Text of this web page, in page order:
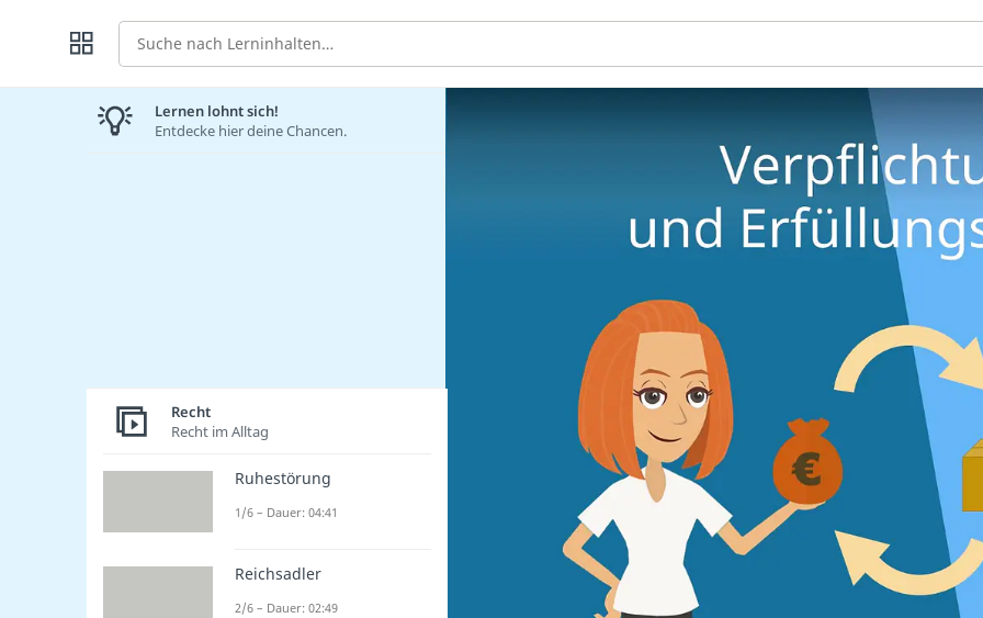
Suche
Lernen lohnt sich!
Entdecke hier deine Chancen.
Recht
Recht im Alltag
Ruhestörung
1/6 – Dauer: 04:41
Reichsadler
2/6 – Dauer: 02:49